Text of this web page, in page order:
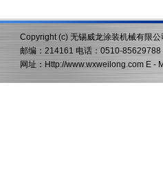
Copyright (c) 无锡威龙涂装机械有限
邮编：214161 电话：0510-
网址：Http://www.wxweilong.com E -